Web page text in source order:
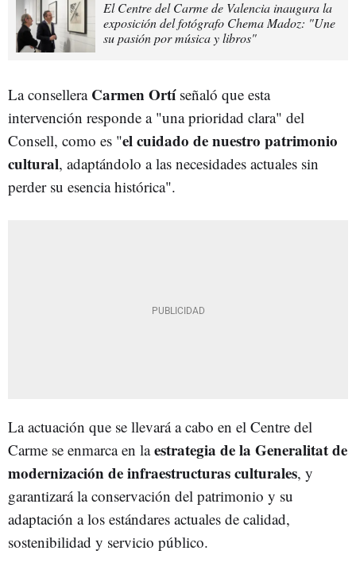
El Centre del Carme de Valencia inaugura la
exposición del fotógrafo Chema Madoz: "Une
su pasión por música y libros"
La consellera Carmen Ortíseñaló que esta
intervención responde a "una prioridad clara" del
Consell, como es "el cuidado de nuestro patrimonio
cultural, adaptándolo a las necesidades actuales sin
perder su esencia histórica".
La actuación que se llevará a cabo en el Centre del
Carme se enmarca en laestrategia de la Generalitat de
modernización de infraestructuras culturales, y
garantizará la conservación del patrimonio y su
adaptación a los estándares actuales de calidad,
sostenibilidad y servicio público.